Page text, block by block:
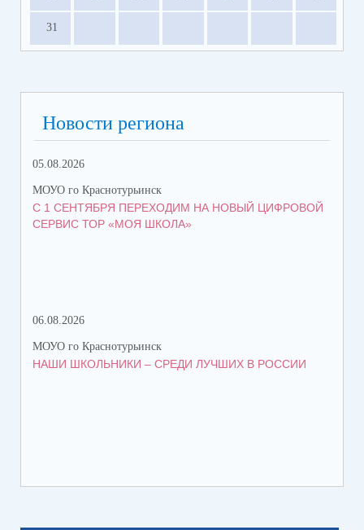
31
Новости региона
05.08.2026
МОУО го Краснотурьинск
С 1 СЕНТЯБРЯ ПЕРЕХОДИМ НА НОВЫЙ ЦИФРОВОЙ
СЕРВИС ТОР «МОЯ ШКОЛА»
06.08.2026
МОУО го Краснотурьинск
НАШИ ШКОЛЬНИКИ – СРЕДИ ЛУЧШИХ В РОССИИ